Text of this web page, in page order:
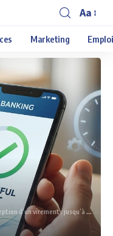
Aa
Marketing
d’un virement : jusqu’à quelle heure peut-il être crédité ?